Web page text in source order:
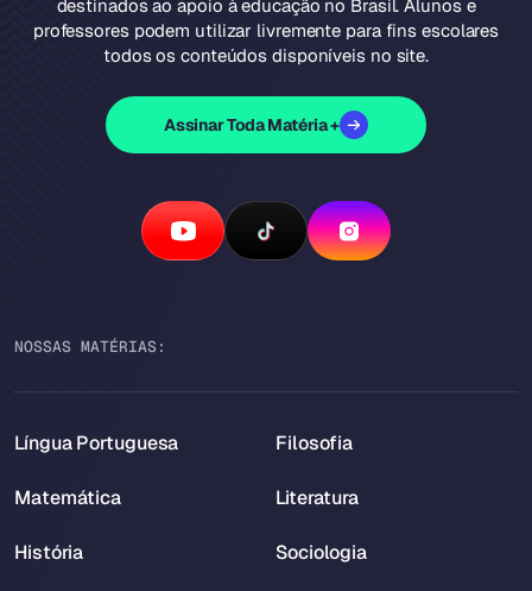
destinados ao apoio à educação no Brasil. Alunos e
professores podem utilizar livremente para fins escolares
todos os conteúdos disponíveis no site.
Assinar Toda Matéria +
NOSSAS MATÉRIAS:
Língua Portuguesa
Matemática
História
Filosofia
Literatura
Sociologia